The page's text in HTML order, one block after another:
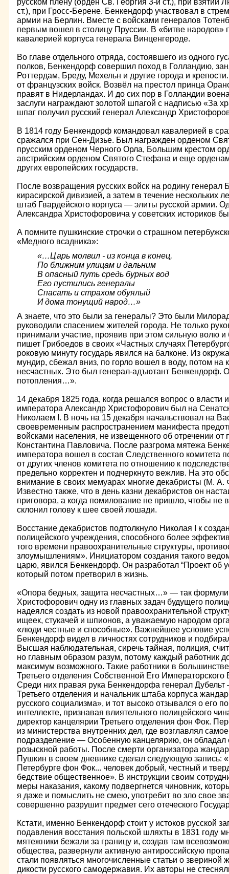
русском плену (орден Св. Георгия 3-й ст.), при
ст.), при Гросс-Берене. Бенкендорф участвовал в
армии на Берлин. Вместе с войсками генералов
первым вошел в столицу Пруссии. В «битве народов»
кавалерией корпуса генерала Винценгероде.
Во главе отдельного отряда, состоявшего из одного
полков, Бенкендорф совершил поход в Голландию,
Роттердам, Бреду, Мехельн и другие города и
от французских войск. Возвёл на престол принца
правят в Нидерландах. И до сих пор в Голландии
заслуги награждают золотой шпагой с надписью «За
шпаг получил русский генерал Александр
В 1814 году Бенкендорф командовал кавалерией в
сражался при Сен-Дизье. Был награжден орденом
прусским орденом Черного Орла, Большим крестом
австрийским орденом Святого Стефана и еще
других европейских государств.
После возвращения русских войск на родину
кирасирской дивизией, а затем в течение нескольких
штаб Гвардейского корпуса — элиты русской армии.
Александра Христофоровича у советских историков
А помните пушкинские строчки о страшном
«Медного всадника»:
«…Царь молвил - из конца в конец,
По ближним улицам и дальним
В опасный путь средь бурных вод
Его пустились генералы
Спасать и страхом обуялый
И дома тонущий народ…»
А знаете, что это были за генералы? Это были
руководили спасением жителей города. Не только
принимали участие, проявив при этом сильную волю
пишет Грибоедов в своих «Частных случаях
роковую минуту государь явился на балконе. Из
мундир, сбежал вниз, по горло вошел в воду, потом на
несчастных. Это был генерал-адъютант Бенкендорф.
потопления…».
14 декабря 1825 года, когда решался вопрос о власти
императора Александр Христофорович был на
Николаем I. В ночь на 15 декабря начальствовал на
своевременным распространением манифеста
войсками населения, не извещенного об отречении от
Константина Павловича. После разгрома мятежа
императора вошел в состав Следственного комитета
от других членов комитета по отношению к
предельно корректен и подчеркнуто вежлив. На это
внимание в своих мемуарах многие декабристы (М.
Известно также, что в день казни декабристов он
приговора, а когда помилование не пришло, чтобы не
склонил голову к шее своей лошади.
Восстание декабристов подтолкнуло Николая I к
полицейского учреждения, способного более
того времени правоохранительные структуры,
злоумышлениям». Инициатором создания такого
царю, явился Бенкендорф. Он разработал “Проект об
который потом претворил в жизнь.
«Опора бедных, защита несчастных…» — так
Христофорович одну из главных задач будущего
надеялся создать из новой правоохранительной
ищеек, стукачей и шпионов, а уважаемую народом
«люди честные и способные». Важнейшее условие
Бенкендорф видел в личностях сотрудников и
Высшая наблюдательная, сиречь тайная, полиция,
но главным образом разум, потому каждый работник
максимум возможного. Такие работники в
Третьего отделения Собственной Его Императорского
Среди них правая рука Бенкендорфа генерал
Третьего отделения и начальник штаба корпуса
русского социализма», и тот высоко отзывался о его
интеллекте, признавая влиятельного полицейского
директор канцелярии Третьего отделения фон Фок.
из министерства внутренних дел, где возглавлял
подразделение — Особенную канцелярию, он
розыскной работы. После смерти организатора
Пушкин в своем дневнике сделал следующую запись:
Петербурге фон Фок... человек добрый, честный и
бедствие общественное». В инструкции своим
меры наказания, какому подвергнется чиновник,
я даже и помыслить не смею, употребит во зло свое
совершенно разрушит предмет сего отеческого
Кстати, именно Бенкендорф стоит у истоков русской
подавления восстания польской шляхты в 1831 году
мятежники бежали за границу и, создав там
общества, развернули активную антироссийскую
стали появляться многочисленные статьи о звериной
дикости русского самодержавия. Их авторы не